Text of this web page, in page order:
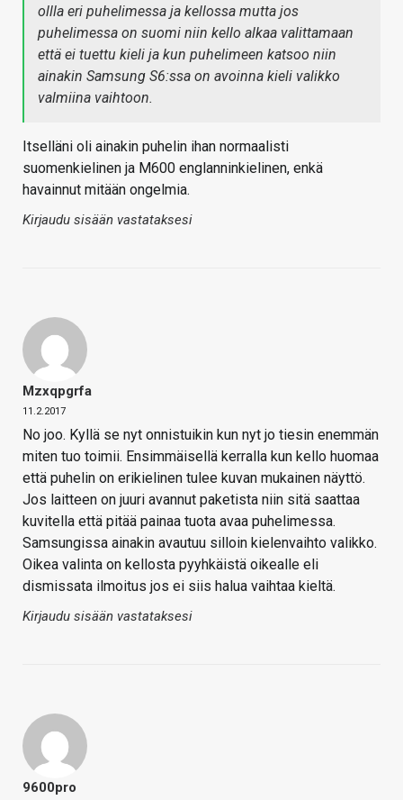
ollla eri puhelimessa ja kellossa mutta jos
puhelimessa on suomi niin kello alkaa valittamaan
että ei tuettu kieli ja kun puhelimeen katsoo niin
ainakin Samsung S6:ssa on avoinna kieli valikko
valmiina vaihtoon.
Itselläni oli ainakin puhelin ihan normaalisti
suomenkielinen ja M600 englanninkielinen, enkä
havainnut mitään ongelmia.
Kirjaudu sisään vastataksesi
Mzxqpgrfa
11.2.2017
No joo. Kyllä se nyt onnistuikin kun nyt jo tiesin enemmän
miten tuo toimii. Ensimmäisellä kerralla kun kello huomaa
että puhelin on erikielinen tulee kuvan mukainen näyttö.
Jos laitteen on juuri avannut paketista niin sitä saattaa
kuvitella että pitää painaa tuota avaa puhelimessa.
Samsungissa ainakin avautuu silloin kielenvaihto valikko.
Oikea valinta on kellosta pyyhkäistä oikealle eli
dismissata ilmoitus jos ei siis halua vaihtaa kieltä.
Kirjaudu sisään vastataksesi
9600pro